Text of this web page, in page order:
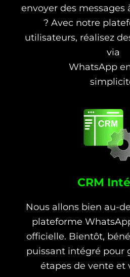
envoyer des messages
? Avec notre
utilisateurs, réalisez
via
WhatsApp
CRM
Nous allons bien au-
plateforme
officielle. Bientôt,
puissant intégré pour
étapes de vente et